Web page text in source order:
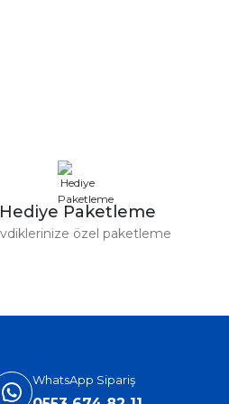
Hediye Paketleme
özel paketleme
WhatsApp Sipariş